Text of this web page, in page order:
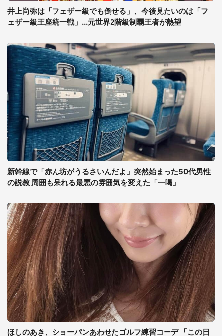
井上尚弥は「フェザー級でも倒せる」、今後見たいのは「フ
ェザー級王座統一戦」...元世界2階級制覇王者が熱望
新幹線で「赤ん坊がうるさいんだよ」突然始まった50代男性
の説教 周囲も呆れる最悪の雰囲気を変えた「一喝」
ほしのあき、ショーパンあわせたゴルフ練習コーデ 「この日